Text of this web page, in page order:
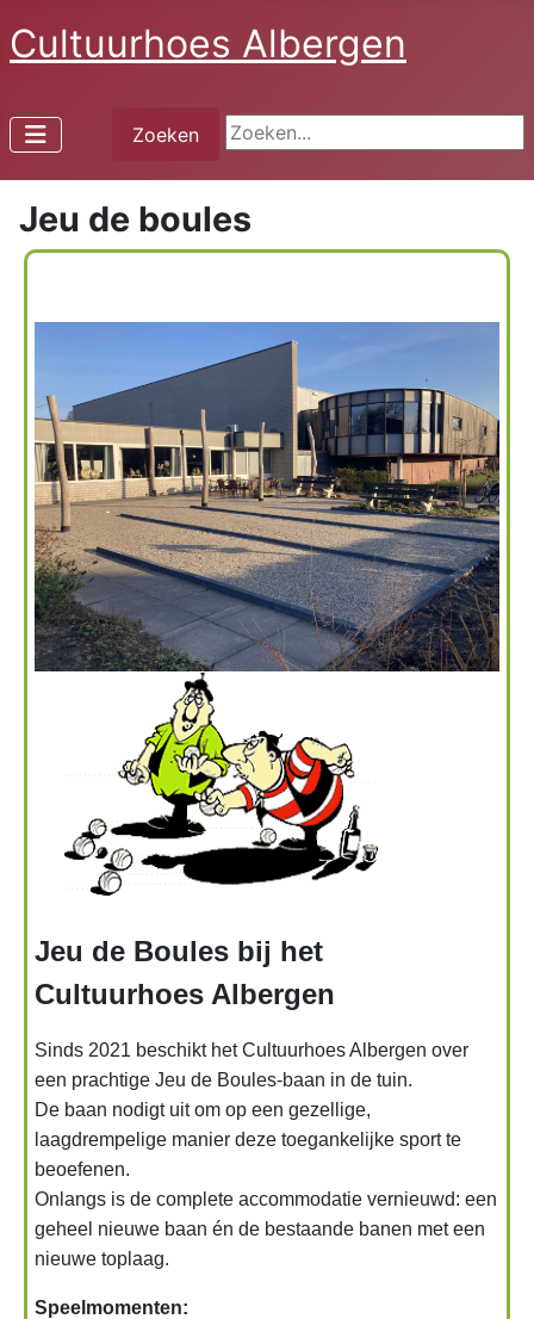
Cultuurhoes Albergen
Zoeken
Zoeken...
Jeu de boules
Jeu de Boules bij het
Cultuurhoes Albergen
Sinds 2021 beschikt het Cultuurhoes Albergen over
een prachtige Jeu de Boules‑baan in de tuin.
De baan nodigt uit om op een gezellige,
laagdrempelige manier deze toegankelijke sport te
beoefenen.
Onlangs is de complete accommodatie vernieuwd: een
geheel nieuwe baan én de bestaande banen met een
nieuwe toplaag.
Speelmomenten: